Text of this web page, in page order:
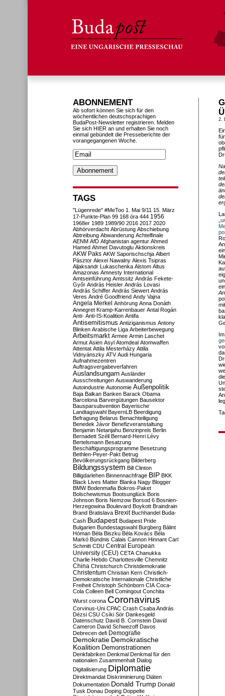
2.
ABONNEMENT
Ab sofort können Sie sich für den
wöchentlichen deutschsprachigen
BudaPost-Newsletter registrieren. Melden
Sie sich HIER an und erhalten Sie noch
einmal gebündelt die Presseberichte der
vorangegangenen Woche.
TAGS
"Lügenrede" #MeToo 1. Mai 9/11 15. März
17-Punkte-Plan 99 168 óra 444 1956
1968er 1989 1989/90 2016 2017 2020
Abhörverdacht Abrüstung Abschiebung
Abtreibung Abwanderung Achtelfinale
AENM AfD Afghanistan agentur Ahmed
Hamed Ahmet Davutoglu Aktionskreis
AKW Paks AKW Saporischschja Albert
Pásztor Alexei Nawalny Alexis Tsipras
Aljaksandr Lukaschenka Alstom Altus
Amazonas Amnesty International
Amtseinführung Amtssitz András Fekete-
Győr András Heisler András Lovasi
András Schiffer András Siewert András
Veres André Goodfriend Andy Vajna
Angela Merkel Anhörung Anna Donáth
Annegret Kramp-Karrenbauer Antal Rogán
Anti- Anti-IS-Koalition Antifa
Antisemitismus Antiziganismus Antony
Blinken Arabische Liga Arbeiterbewegung
Arbeitsmarkt Armee Armin Laschet
Armut Asien Asyl Atomdeal Atomwaffen
Attentat Attila Mesterházy Attila
Vidnyánszky ATV Audi Hungaria
Aufnahmezentren
Auftragsvergabeverfahren
Auslandsungarn Ausländer
Ausschreitungen Auswanderung
Autoindustrie Autonomie Außenpolitik
Baja Balkan Banken Barack Obama
Barcelona Barvergütungen Bausektor
Bausparsubvention Bayerische
Landtagswahl BayernLB Beerdigung
Befragung Belarus Benachteiligung
Benedek Jávor Benefizveranstaltung
Benjamin Netanjahu Benzinpreis Berlin
Bernadett Széll Bernard-Henri Lévy
Bertelsmann Besatzung
Beschäftigungsprogramme Besetzung
Bethlen-Peyer-Pakt Betrug
Bevölkerungsrückgang Bilderberg
Bildungssystem Bill Clinton
Billigdarlehen Binnennachfrage BIP BKK
Black Lives Matter Blanka Nagy Blogger
BMW Bodenmafia Bokros-Paket
Bolschewismus Bootsunglück Boris
Johnson Boris Nemzow Borsod 6 Bosnien-
Herzegowina Boulevard Boykott Braindrain
Brand Bratislava Brexit Buchhandel Buda-
Cash Budapest Budapest Pride
Bulgarien Bundestagswahl Burgberg Bálint
Hóman Béla Biszku Béla Kovács Béla
Markó Bündnis Calais Cannon Hinnant Carl
Schmitt CDU Central European
University (CEU) CETA Chanukka
Charlie Hebdo Charlottesville Chemnitz
China Christchurch Christdemokratie
Christentum Christian Kern Christlich-
Demokratische Internationale Christliche
Freiheit Christoph Schönborn CIA Coca-
Cola Colleen Bell Comingout Conchita
Wurst corona Coronavirus
Corvinus-Uni CPAC Crash Csaba András
Dézsi CSU Csíki Sör Dankesgeld
Datenschutz David B. Cornstein David
Cameron David Schwezoff Davos
Debrecen defi Demografie
Demokratie Demokratische
Koalition Demonstrationen
Denkfabriken Denkmal Denkmal für den
nationalen Zusammenhalt Dialog
Digitalisierung Diplomatie
Direktmandat Diskriminierung Diäten
Dokumentation Donald Trump Donald
Tusk Donau Doping Doppelte